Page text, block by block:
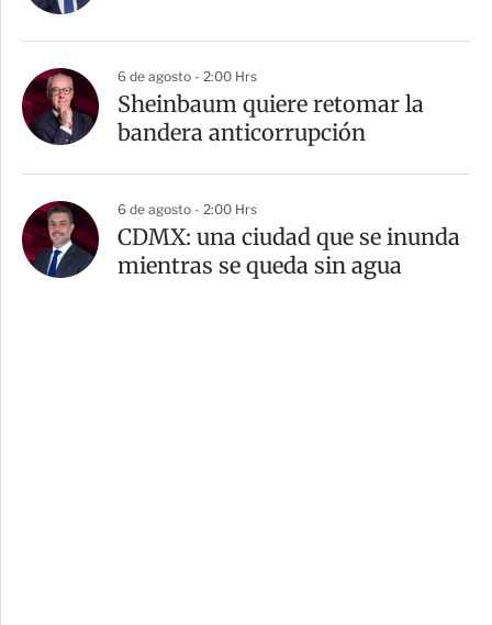
6 de agosto - 2:00 Hrs
Sheinbaum quiere retomar la
bandera anticorrupción
6 de agosto - 2:00 Hrs
CDMX: una ciudad que se inunda
mientras se queda sin agua